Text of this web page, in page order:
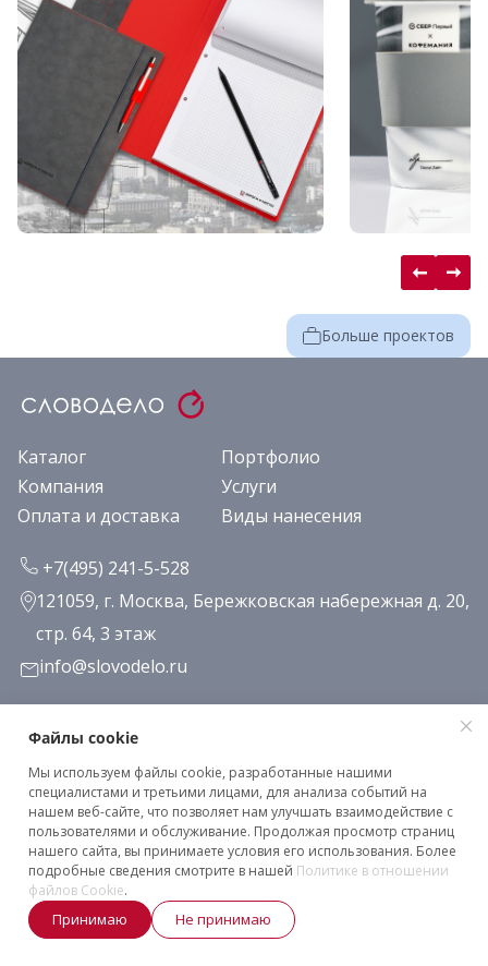
Больше проектов
Каталог
Портфолио
Компания
Услуги
Оплата и доставка
Виды нанесения
+7(495) 241-5-528
121059, г. Москва, Бережковская набережная д. 20,
стр. 64, 3 этаж
info@slovodelo.ru
Заказать звонок
Подписаться на рассылку
Клиентское соглашение
Политика конфиденциальности
2026 © «Словодело». Все права защищены
Файлы cookie
Мы используем файлы cookie, разработанные нашими
специалистами и третьими лицами, для анализа событий на
нашем веб-сайте, что позволяет нам улучшать взаимодействие с
пользователями и обслуживание. Продолжая просмотр страниц
нашего сайта, вы принимаете условия его использования. Более
подробные сведения смотрите в нашей Политике в отношении
файлов Cookie.
Принимаю Не принимаю